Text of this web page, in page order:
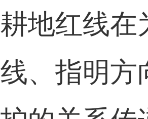
耕地红线在
线、指明方